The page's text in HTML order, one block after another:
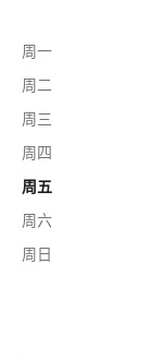
周一
周二
周三
周四
周五
周六
周日